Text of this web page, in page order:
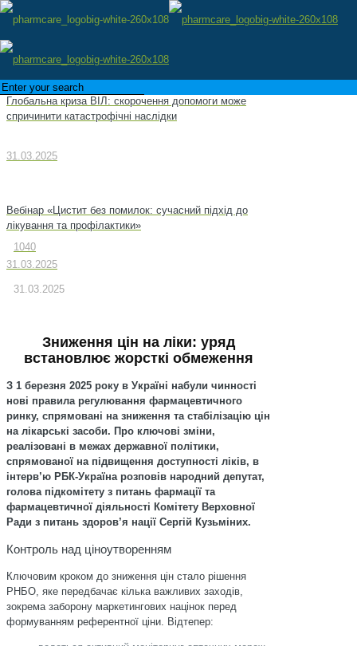
Глобальна криза ВІЛ: скорочення допомоги може
спричинити катастрофічні наслідки
31.03.2025
Вебінар «Цистит без помилок: сучасний підхід до
лікування та профілактики»
31.03.2025
1040
31.03.2025
Зниження цін на ліки: уряд
встановлює жорсткі обмеження
З 1 березня 2025 року в Україні набули чинності
нові правила регулювання фармацевтичного
ринку, спрямовані на зниження та стабілізацію цін
на лікарські засоби. Про ключові зміни,
реалізовані в межах державної політики,
спрямованої на підвищення доступності ліків, в
інтерв’ю РБК-Україна розповів народний депутат,
голова підкомітету з питань фармації та
фармацевтичної діяльності Комітету Верховної
Ради з питань здоров’я нації Сергій Кузьміних.
Контроль над ціноутворенням
Ключовим кроком до зниження цін стало рішення
РНБО, яке передбачає кілька важливих заходів,
зокрема заборону маркетингових націнок перед
формуванням референтної ціни. Відтепер: